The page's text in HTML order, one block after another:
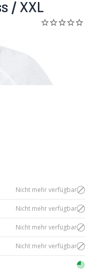
/ XXL
Nicht mehr verfügbar
Nicht mehr verfügbar
Nicht mehr verfügbar
Nicht mehr verfügbar